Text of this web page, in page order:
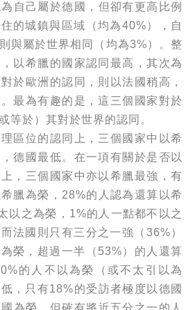
自己屬於德國，但卻有更高比例
的城鎮與區域（均為40%），自
與屬於世界相同（均為3%）。整
以希臘的國家認同最高，其次為
於歐洲的認同，則以法國稍高，
最為有趣的是，這三個國家對於
等於）其對於世界的認同。
位的認同上，三個國家中以希
德國最低。在一項有關於是否以
，三個國家中亦以希臘最強，有
臘為榮，28%的人認為還算以希
以之為榮，1%的人一點都不以之
法國則只有三分之一強（36%）
榮，超過一半（53%）的人還算
的人不以為榮（或不太引以為
，只有18%的受訪者極度以德國
為榮，但確有將近五分之一的人